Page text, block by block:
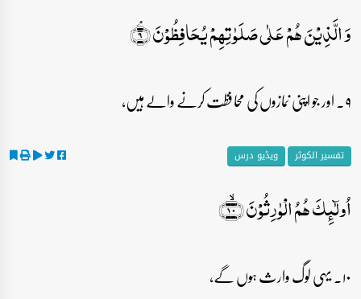
وَ الَّذِیۡنَ ہُمۡ عَلٰی صَلَوٰتِہِمۡ یُحَافِظُوۡنَ ۘ﴿۹﴾
۹۔ اور جو اپنی نمازوں کی محافظت کرنے والے ہیں،
تفسیر الکوثر ویڈیو درس
اُولٰٓئِکَ ہُمُ الۡوٰرِثُوۡنَ ﴿ۙ۱۰﴾
۱۰۔ یہی لوگ وارث ہوں گے،